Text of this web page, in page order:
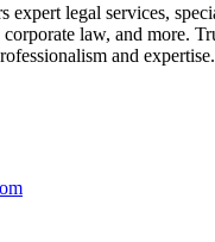
expert legal services,
law, and more.
and expertise.